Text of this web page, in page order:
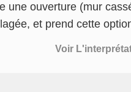
une ouverture (mur
et prend cette
Voir